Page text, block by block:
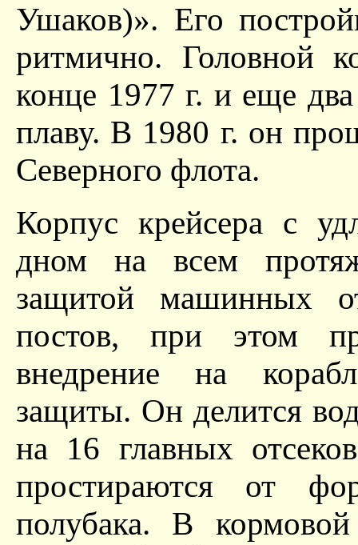
Ушаков)». Его
ритмично. Головной
конце 1977 г. и еще
плаву. В 1980 г. он
Северного флота.
Корпус крейсера с
дном на всем
защитой машинных
постов, при этом
внедрение на
защиты. Он делится
на 16 главных
простираются от
полубака. В